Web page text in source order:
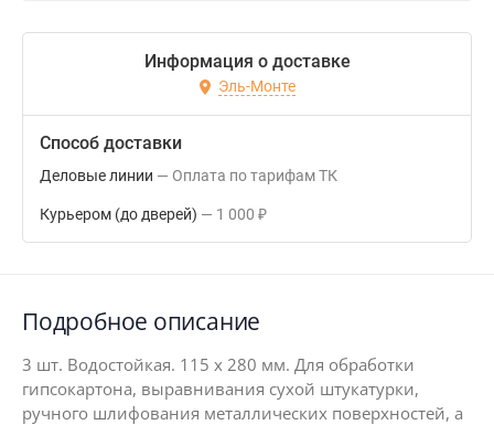
Информация о доставке
Эль-Монте
Способ доставки
Деловые линии Оплата по тарифам ТК
Курьером (до дверей) 1 000 ₽
Подробное описание
3 шт. Водостойкая. 115 х 280 мм. Для обработки
гипсокартона, выравнивания сухой штукатурки,
ручного шлифования металлических поверхностей, а